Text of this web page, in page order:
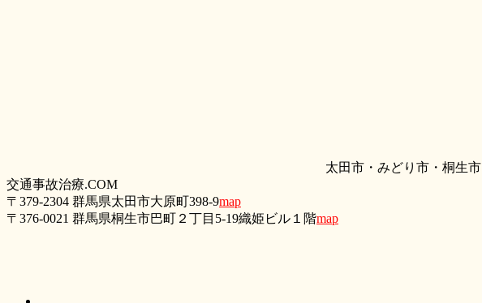
太田市・みどり市・桐生市
交通事故治療.COM
〒379-2304 群馬県太田市大原町398-9map
〒376-0021 群馬県桐生市巴町２丁目5‐19織姫ビル１階map